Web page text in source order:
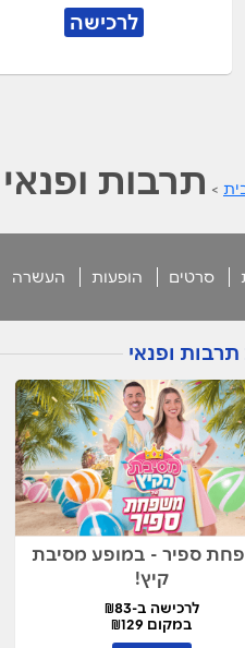
לרכישה
> תרבות ופנאי
סרטים הופעות העשרה
ופנאי
ספיר - במופע מסיבת
קיץ!
לרכישה ב-₪83
במקום ₪129